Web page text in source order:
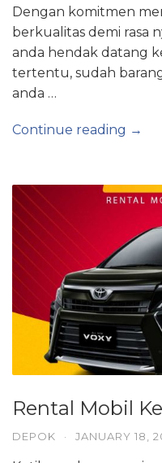
Dengan komitmen
berkualitas demi rasa
anda hendak datang
tertentu, sudah
anda …
Continue reading →
Rental Mobil
DEPOK · JANUARY 18,